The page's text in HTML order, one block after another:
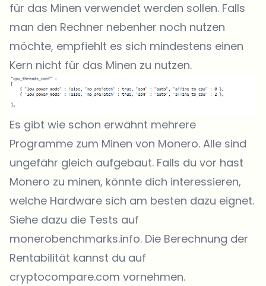
für das Minen verwendet werden sollen. Falls
man den Rechner nebenher noch nutzen
möchte, empfiehlt es sich mindestens einen
Kern nicht für das Minen zu nutzen.
Es gibt wie schon erwähnt mehrere
Programme zum Minen von Monero. Alle sind
ungefähr gleich aufgebaut. Falls du vor hast
Monero zu minen, könnte dich interessieren,
welche Hardware sich am besten dazu eignet.
Siehe dazu die Tests auf
monerobenchmarks.info. Die Berechnung der
Rentabilität kannst du auf
cryptocompare.com vornehmen.